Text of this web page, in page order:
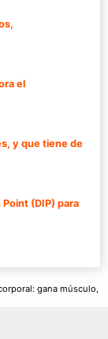
el
y que tiene de
(DIP) para
gana músculo,